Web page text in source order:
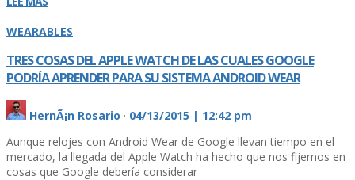
WEARABLES
TRES COSAS DEL APPLE WATCH DE LAS CUALES GOOGLE
PODRÍ­A APRENDER PARA SU SISTEMA ANDROID WEAR
HernÃ¡n Rosario · 04/13/2015 | 12:42 pm
Aunque relojes con Android Wear de Google llevan tiempo en el
mercado, la llegada del Apple Watch ha hecho que nos fijemos en
cosas que Google deberí­a considerar